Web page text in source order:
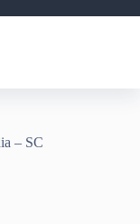
– SC